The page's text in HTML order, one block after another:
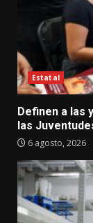
Estatal
Definen a las
las
6 agosto, 2026